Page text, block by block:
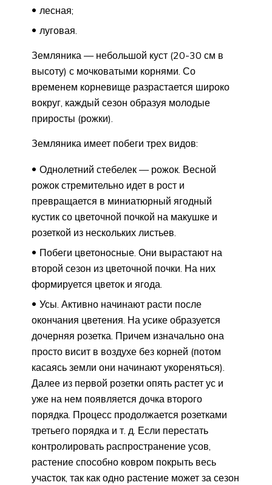
лесная;
луговая.
Земляника — небольшой куст (20-30 см в
высоту) с мочковатыми корнями. Со
временем корневище разрастается широко
вокруг, каждый сезон образуя молодые
приросты (рожки).
Земляника имеет побеги трех видов:
Однолетний стебелек — рожок. Весной
рожок стремительно идет в рост и
превращается в миниатюрный ягодный
кустик со цветочной почкой на макушке и
розеткой из нескольких листьев.
Побеги цветоносные. Они вырастают на
второй сезон из цветочной почки. На них
формируется цветок и ягода.
Усы. Активно начинают расти после
окончания цветения. На усике образуется
дочерняя розетка. Причем изначально она
просто висит в воздухе без корней (потом
касаясь земли они начинают укореняться).
Далее из первой розетки опять растет ус и
уже на нем появляется дочка второго
порядка. Процесс продолжается розетками
третьего порядка и т. д. Если перестать
контролировать распространение усов,
растение способно ковром покрыть весь
участок, так как одно растение может за сезон